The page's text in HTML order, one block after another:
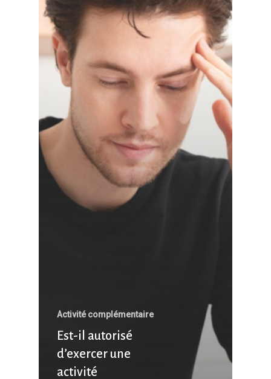
Activité complémentaire
Est-il autorisé
d’exercer une
activité